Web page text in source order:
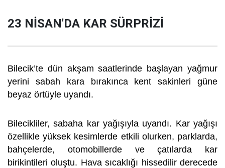
23 NİSAN'DA KAR SÜRPRİZİ
Bilecik’te dün akşam saatlerinde başlayan yağmur
yerini sabah kara bırakınca kent sakinleri güne
beyaz örtüyle uyandı.
Bilecikliler, sabaha kar yağışıyla uyandı. Kar yağışı
özellikle yüksek kesimlerde etkili olurken, parklarda,
bahçelerde, otomobillerde ve çatılarda kar
birikintileri oluştu. Hava sıcaklığı hissedilir derecede